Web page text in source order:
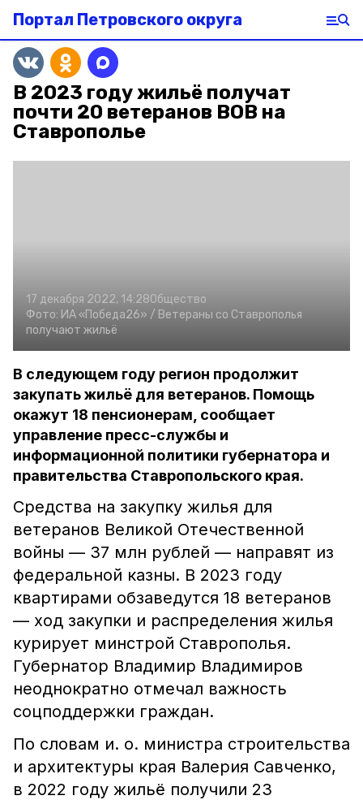
Портал Петровского округа
В 2023 году жильё получат
почти 20 ветеранов ВОВ на
Ставрополье
17 декабря 2022, 14:28Общество
Фото: ИА «Победа26» / Ветераны со Ставрополья
получают жильё
В следующем году регион продолжит
закупать жильё для ветеранов. Помощь
окажут 18 пенсионерам, сообщает
управление пресс-службы и
информационной политики губернатора и
правительства Ставропольского края.
Средства на закупку жилья для
ветеранов Великой Отечественной
войны — 37 млн рублей — направят из
федеральной казны. В 2023 году
квартирами обзаведутся 18 ветеранов
— ход закупки и распределения жилья
курирует минстрой Ставрополья.
Губернатор Владимир Владимиров
неоднократно отмечал важность
соцподдержки граждан.
По словам и. о. министра строительства
и архитектуры края Валерия Савченко,
в 2022 году жильё получили 23